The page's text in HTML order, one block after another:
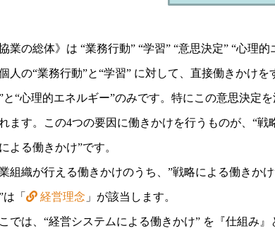
業の総体》は “業務行動” “学習” “意思決定” “心理
人の“業務行動”と“学習” に対して、直接働きかけ
と“心理的エネルギー”のみです。特にこの意思決定
ます。この4つの要因に働きかけを行うものが、“戦
よる働きかけ”です。
組織が行える働きかけのうち、”戦略による働きかけ
は「 経営理念 」が該当します。
では、“経営システムによる働きかけ” を『仕組み』